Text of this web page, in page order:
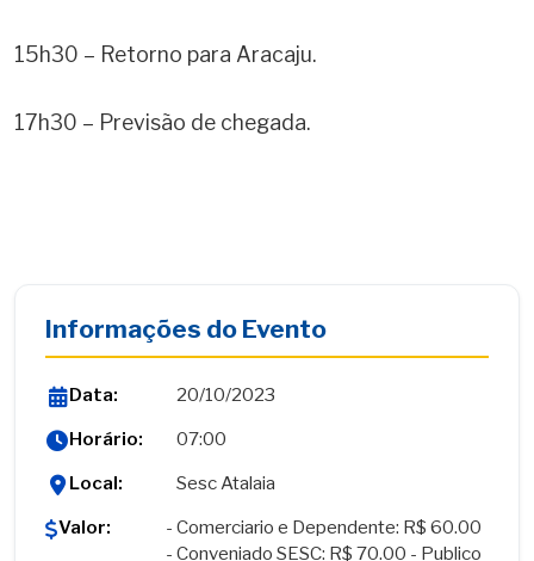
15h30 – Retorno para Aracaju.
17h30 – Previsão de chegada.
Informações do Evento
Data:
20/10/2023
Horário:
07:00
Local:
Sesc Atalaia
Valor:
- Comerciario e Dependente: R$ 60.00
- Conveniado SESC: R$ 70.00 - Publico